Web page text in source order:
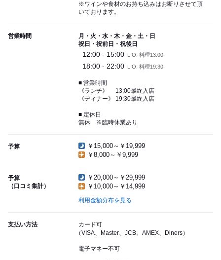
※ワインや食材のお持ち込みはお断りさせて頂
いております。
営業時間
月・火・水・木・金・土・日
祝日・祝前日・祝後日
12:00 - 15:00 L.O. 料理13:00
18:00 - 22:00 L.O. 料理19:30
■ 営業時間
《ランチ》 13:00最終入店
《ディナー》 19:30最終入店
■ 定休日
無休 ※臨時休業あり
予算
￥15,000～￥19,999
￥8,000～￥9,999
予算
（口コミ集計）
￥20,000～￥29,999
￥10,000～￥14,999
利用金額分布を見る
支払い方法
カード可
（VISA、Master、JCB、AMEX、Diners）
電子マネー不可